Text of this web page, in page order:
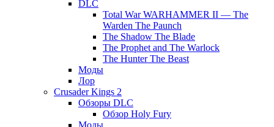
DLC
Total War WARHAMMER II — The
Warden The Paunch
The Shadow The Blade
The Prophet and The Warlock
The Hunter The Beast
Моды
Лор
Crusader Kings 2
Обзоры DLC
Обзор Holy Fury
Моды